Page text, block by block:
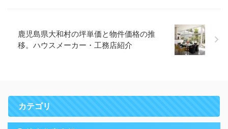
鹿児島県大和村の坪単価と物件価格の推
移。ハウスメーカー・工務店紹介
カテゴリ